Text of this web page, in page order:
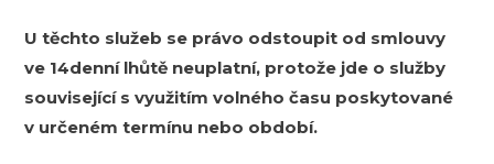
U těchto služeb se právo odstoupit od smlouvy
ve 14denní lhůtě neuplatní, protože jde o služby
související s využitím volného času poskytované
v určeném termínu nebo období.